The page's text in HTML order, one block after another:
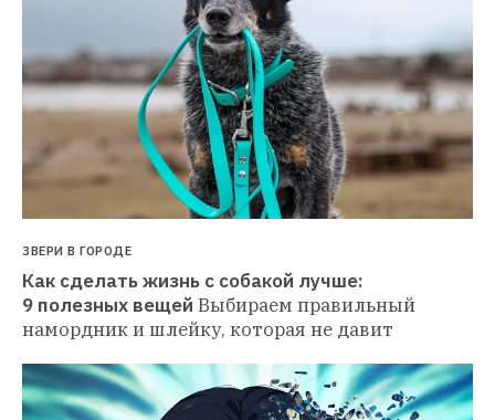
ЗВЕРИ В ГОРОДЕ
Как сделать жизнь с собакой лучше:
9 полезных вещей Выбираем правильный
намордник и шлейку, которая не давит